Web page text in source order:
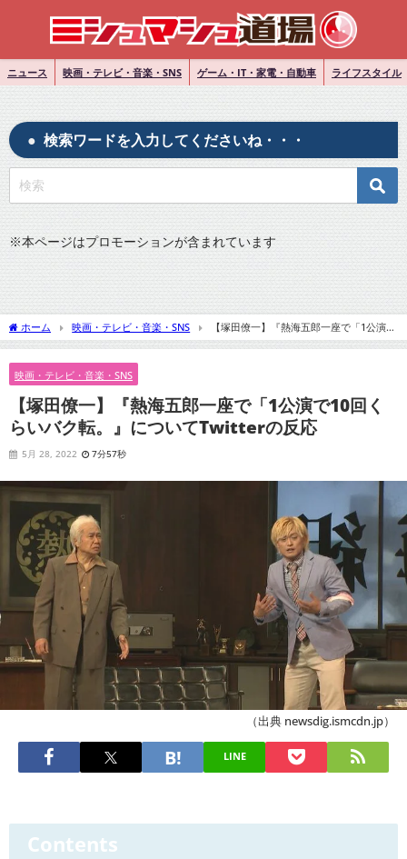
ニュース 映画・テレビ・音楽・SNS ゲーム・IT・家電・自動車 ライフスタイル
検索ワードを入力してくださいね・・・
※本ページはプロモーションが含まれています
ホーム 映画・テレビ・音楽・SNS
【塚田僚一】『熱海五郎一座で「1公演で
10回くらいバク転。』についてTwitterの反応
映画・テレビ・音楽・SNS
【塚田僚一】『熱海五郎一座で「1公演で10回く
らいバク転。』についてTwitterの反応
5月 28, 2022 7分57秒
（出典 newsdig.ismcdn.jp）
LINE
Contents